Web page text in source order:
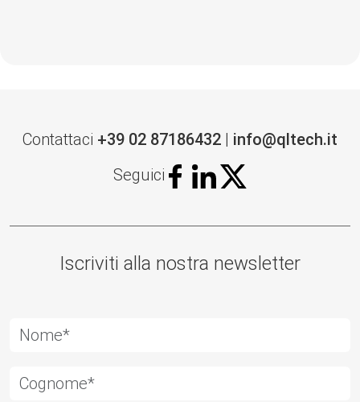
Contattaci +39 02 87186432 | info@qltech.it
Seguici
Iscriviti alla nostra newsletter